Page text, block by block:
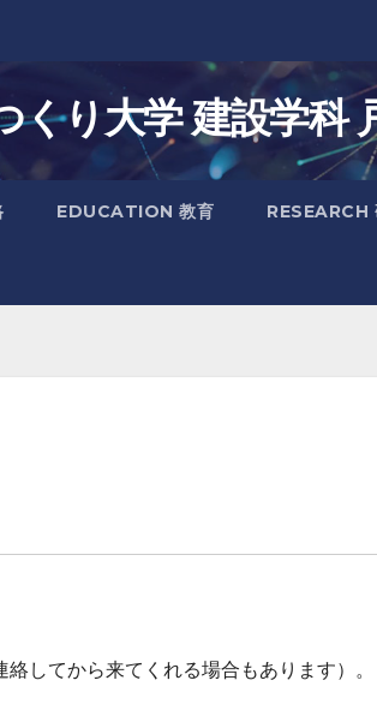
り大学 建設学科
EDUCATION 教育 RESEARCH
してから来てくれる場合もあります）。